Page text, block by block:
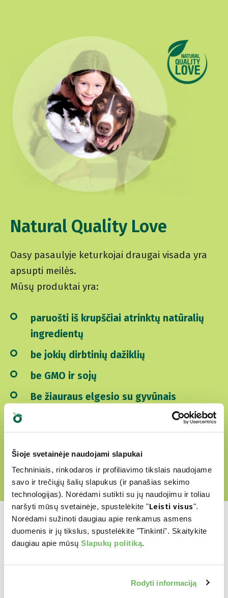
Šioje svetainėje naudojami slapukai
Techniniais, rinkodaros ir profiliavimo tikslais naudojame
savo ir trečiųjų šalių slapukus (ir panašias sekimo
technologijas). Norėdami sutikti su jų naudojimu ir toliau
naršyti mūsų svetainėje, spustelėkite "Leisti visus".
Norėdami sužinoti daugiau apie renkamus asmens
duomenis ir jų tikslus, spustelėkite "Tinkinti". Skaitykite
daugiau apie mūsų Slapukų politiką.
Rodyti informaciją
Natural Quality Love
Oasy pasaulyje keturkojai draugai visada yra
apsupti meilės.
Mūsų produktai yra:
paruošti iš krupščiai atrinktų natūralių
ingredientų
be jokių dirbtinių dažiklių
be GMO ir sojų
Be žiauraus elgesio su gyvūnais
mėgstamiausias?